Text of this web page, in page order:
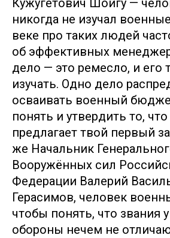
Кужугетович Шойгу —
никогда не изучал
веке про таких людей
об эффективных
дело — это ремесло, и его
изучать. Одно дело
осваивать военный
понять и утвердить то, что
предлагает твой первый
же Начальник
Вооружённых сил
Федерации Валерий
Герасимов, человек
чтобы понять, что звания
обороны нечем не